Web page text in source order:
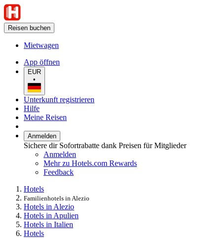
Reisen buchen
Mietwagen
App öffnen
EUR
•
Unterkunft registrieren
Hilfe
Meine Reisen
Anmelden
Sichere dir Sofortrabatte dank Preisen für Mitglieder
Anmelden
Mehr zu Hotels.com Rewards
Feedback
Hotels
Familienhotels in Alezio
Hotels in Alezio
Hotels in Apulien
Hotels in Italien
Hotels